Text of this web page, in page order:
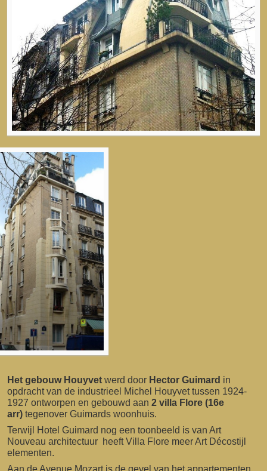
Het gebouw Houyvet werd door Hector Guimard in
opdracht van de industrieel Michel Houyvet tussen 1924-
1927 ontworpen en gebouwd aan 2 villa Flore (16e
arr) tegenover Guimards woonhuis.
Terwijl Hotel Guimard nog een toonbeeld is van Art
Nouveau architectuur heeft Villa Flore meer Art Décostijl
elementen.
Aan de Avenue Mozart is de gevel van het appartementen